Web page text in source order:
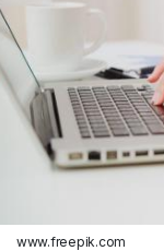
www.freepik.com